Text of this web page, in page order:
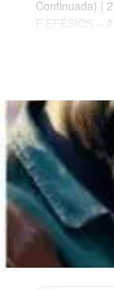
Continuada) |
E EFÉSIOS –
é igual para
página.
24 há 15
os alunos,
funciona como